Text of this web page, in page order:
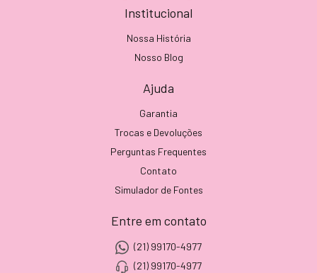
Institucional
Nossa História
Nosso Blog
Ajuda
Garantia
Trocas e Devoluções
Perguntas Frequentes
Contato
Simulador de Fontes
Entre em contato
(21) 99170-4977
(21) 99170-4977